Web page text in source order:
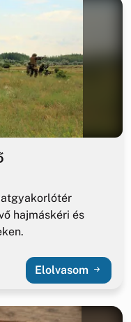
hajmáskéri és
Elolvasom